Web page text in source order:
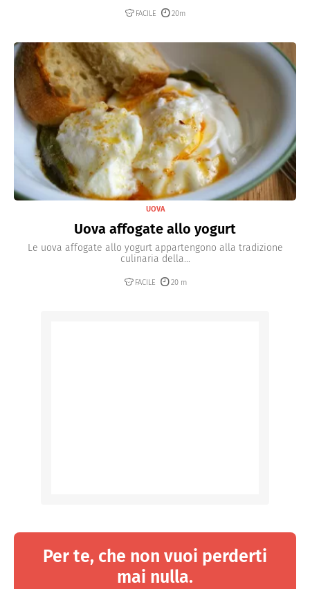
FACILE 20m
UOVA
Uova affogate allo yogurt
Le uova affogate allo yogurt appartengono alla tradizione
culinaria della...
FACILE 20 m
Per te, che non vuoi perderti
mai nulla.